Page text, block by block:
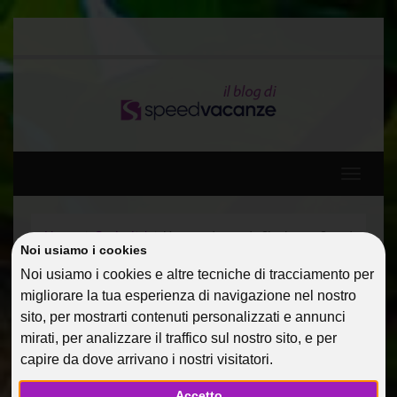
Noi usiamo i cookies
Noi usiamo i cookies e altre tecniche di tracciamento per
migliorare la tua esperienza di navigazione nel nostro
sito, per mostrarti contenuti personalizzati e annunci
mirati, per analizzare il traffico sul nostro sito, e per
capire da dove arrivano i nostri visitatori.
Home Curiosita' Un capodanno da Single con Speed
UN CAPODANNO DA
SINGLE CON SPEED
20 Nov 2013 Curiosita' PialauraM
Twitter